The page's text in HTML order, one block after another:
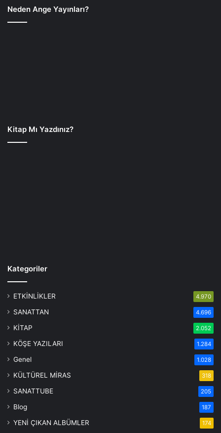
Neden Ange Yayınları?
Kitap Mı Yazdınız?
Kategoriler
ETKİNLİKLER 4.970
SANATTAN 4.696
KİTAP 2.052
KÖŞE YAZILARI 1.284
Genel 1.028
KÜLTÜREL MİRAS 318
SANATTUBE 205
Blog 187
YENİ ÇIKAN ALBÜMLER 174